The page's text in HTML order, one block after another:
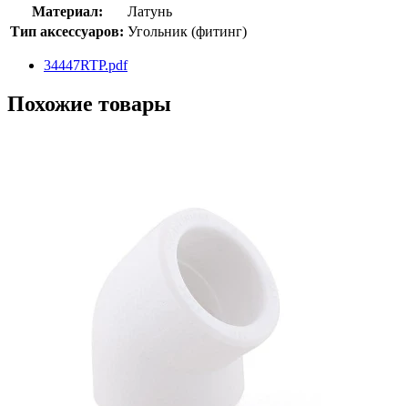
Материал:
Латунь
Тип аксессуаров: Угольник (фитинг)
34447RTP.pdf
Похожие товары